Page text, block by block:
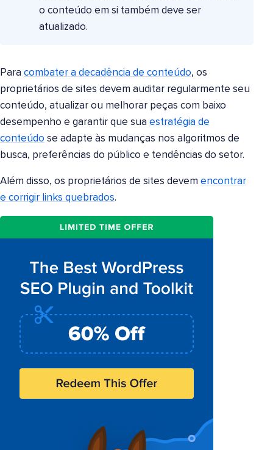
o conteúdo em si também deve ser
atualizado.
Para combater a decadência de conteúdo, os
proprietários de sites devem auditar regularmente seu
conteúdo, atualizar ou melhorar peças com baixo
desempenho e garantir que sua estratégia de
conteúdo se adapte às mudanças nos algoritmos de
busca, preferências do público e tendências do setor.
Além disso, os proprietários de sites devem encontrar
e corrigir links quebrados.